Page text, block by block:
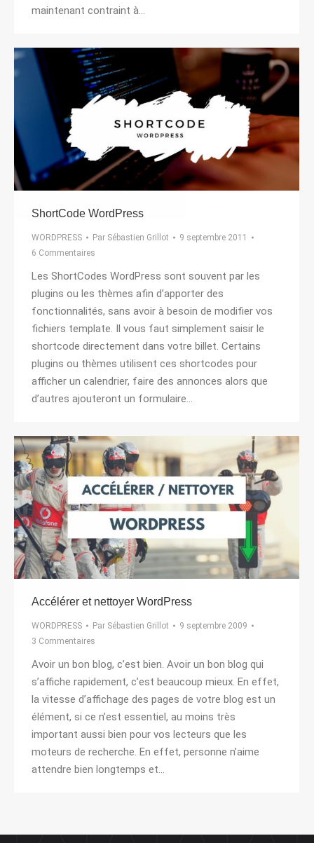
maintenant contraint à…
ShortCode WordPress
WORDPRESS Par Sébastien Grillot
9 septembre 2011
6 Commentaires
Les ShortCodes WordPress sont souvent par les
plugins ou les thèmes afin d’apporter des
fonctionnalités, sans avoir à besoin de modifier vos
fichiers template. Il vous faut simplement saisir le
shortcode directement dans votre billet. Certains
plugins ou thèmes utilisent ces shortcodes pour
afficher un calendrier, faire des annonces alors que
d’autres ajouteront un formulaire…
Accélérer et nettoyer WordPress
WORDPRESS Par Sébastien Grillot
9 septembre 2009
3 Commentaires
Avoir un bon blog, c’est bien. Avoir un bon blog qui
s’affiche rapidement, c’est beaucoup mieux. En effet,
la vitesse d’affichage des pages de votre blog est un
élément, si ce n’est essentiel, au moins très
important aussi bien pour vos lecteurs que les
moteurs de recherche. En effet, personne n’aime
attendre bien longtemps et…